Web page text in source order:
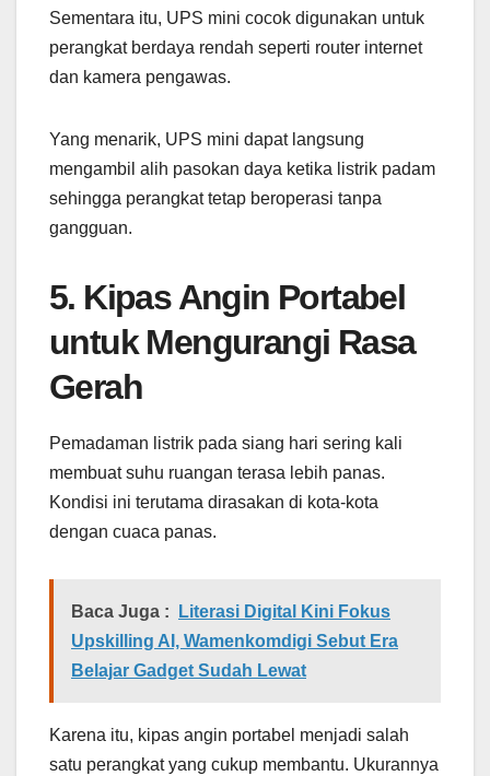
Sementara itu, UPS mini cocok digunakan untuk
perangkat berdaya rendah seperti router internet
dan kamera pengawas.
Yang menarik, UPS mini dapat langsung
mengambil alih pasokan daya ketika listrik padam
sehingga perangkat tetap beroperasi tanpa
gangguan.
5. Kipas Angin Portabel
untuk Mengurangi Rasa
Gerah
Pemadaman listrik pada siang hari sering kali
membuat suhu ruangan terasa lebih panas.
Kondisi ini terutama dirasakan di kota-kota
dengan cuaca panas.
Baca Juga :
Literasi Digital Kini Fokus
Upskilling AI, Wamenkomdigi Sebut Era
Belajar Gadget Sudah Lewat
Karena itu, kipas angin portabel menjadi salah
satu perangkat yang cukup membantu. Ukurannya